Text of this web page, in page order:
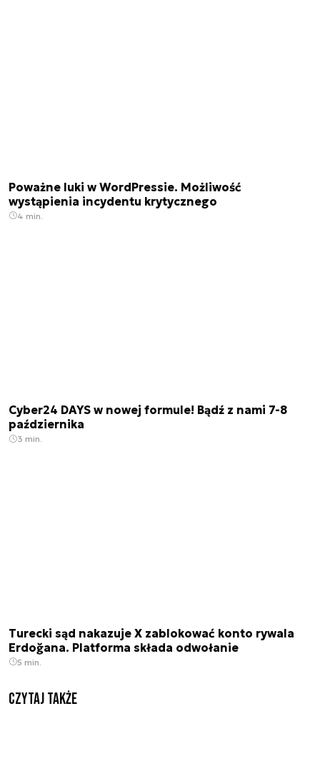
Poważne luki w WordPressie. Możliwość
wystąpienia incydentu krytycznego
4 min.
Cyber24 DAYS w nowej formule! Bądź z nami 7-8
października
3 min.
Turecki sąd nakazuje X zablokować konto rywala
Erdoğana. Platforma składa odwołanie
5 min.
Czytaj także